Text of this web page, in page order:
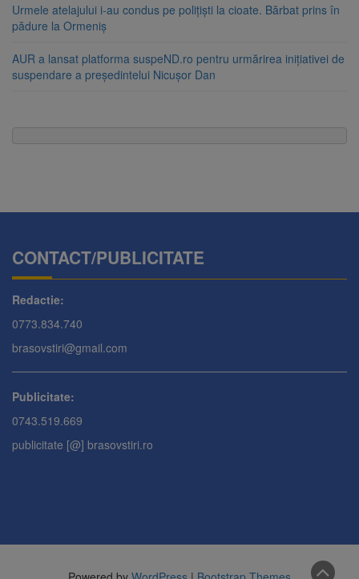
Urmele atelajului i-au condus pe polițiști la cioate. Bărbat prins în
pădure la Ormeniș
AUR a lansat platforma suspeND.ro pentru urmărirea inițiativei de
suspendare a președintelui Nicușor Dan
CONTACT/PUBLICITATE
Redactie:
0773.834.740
brasovstiri@gmail.com
Publicitate:
0743.519.669
publicitate [@] brasovstiri.ro